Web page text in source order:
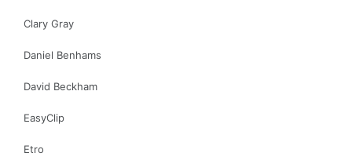
Clary Gray
Daniel Benhams
David Beckham
EasyClip
Etro